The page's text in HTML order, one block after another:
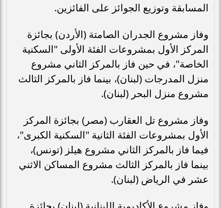
المسابقة وتوزيع الجوائز على الفائزين.
وفاز مشروع الجدران الصامتة (الأردن) بجائزة
المركز الأول بمشروعات الفئة الأولى "السكنية
الخاصة"، في حين فاز بالمركز الثاني مشروع
منزل المدرجات (لبنان)، بينما فاز بالمركز الثالث
مشروع منزل البحر (لبنان).
وفاز مشروع تل العقارب (مصر) بجائزة المركز
الأول بمشروعات الفئة الثانية "السكنية الكبرى"،
فيما فاز بالمركز الثاني مشروع هيلز (تونس)،
بينما فاز بالمركز الثالث مشروع المساكن الاثني
عشر في الرياض (لبنان).